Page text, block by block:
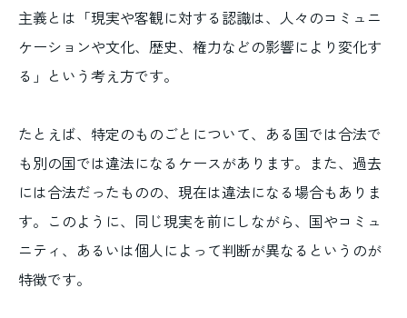
主義とは「現実や客観に対する認識は、人々のコミュニ
ケーションや文化、歴史、権力などの影響により変化す
る」という考え方です。
たとえば、特定のものごとについて、ある国では合法で
も別の国では違法になるケースがあります。また、過去
には合法だったものの、現在は違法になる場合もありま
す。このように、同じ現実を前にしながら、国やコミュ
ニティ、あるいは個人によって判断が異なるというのが
特徴です。